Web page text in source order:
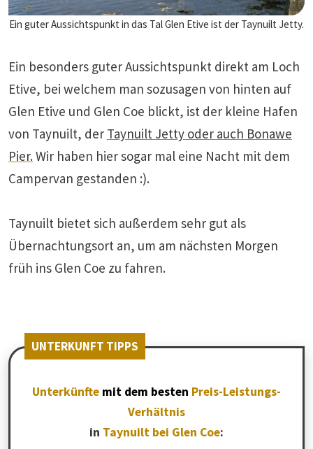
Ein guter Aussichtspunkt in das Tal Glen Etive ist der Taynuilt Jetty.
Ein besonders guter Aussichtspunkt direkt am Loch
Etive, bei welchem man sozusagen von hinten auf
Glen Etive und Glen Coe blickt, ist der kleine Hafen
von Taynuilt, der Taynuilt Jetty oder auch Bonawe
Pier.Wir haben hier sogar mal eine Nacht mit dem
Campervan gestanden :).
Taynuilt bietet sich außerdem sehr gut als
Übernachtungsort an, um am nächsten Morgen
früh ins Glen Coe zu fahren.
UNTERKUNFT TIPPS
Unterkünfte mit dem besten Preis-Leistungs-
Verhältnis
in Taynuilt bei Glen Coe: